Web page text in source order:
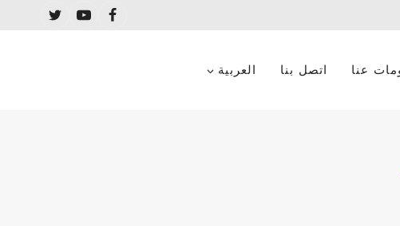
عنا اتصل بنا العربية